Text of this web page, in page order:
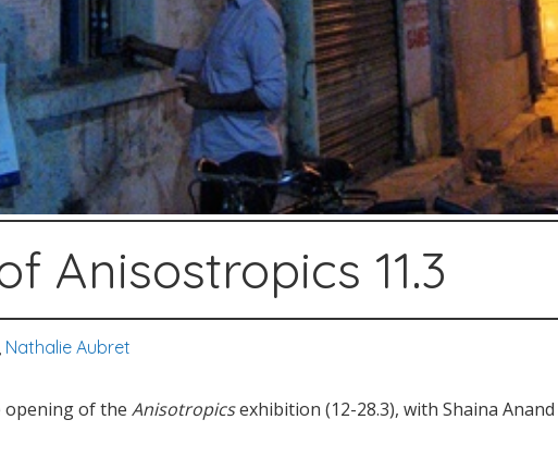
Anisostropics 11.3
Nathalie Aubret
opening of the Anisotropicsexhibition (12-28.3), with Shaina